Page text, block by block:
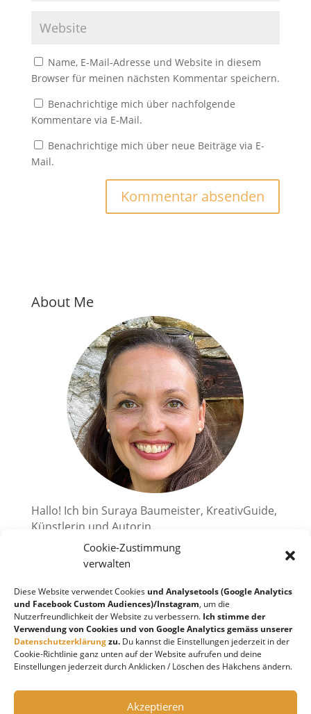
Cookie-Zustimmung
verwalten
Diese Website verwendet Cookies und Analysetools (Google Analytics
und Facebook Custom Audiences)/Instagram, um die
Nutzerfreundlichkeit der Website zu verbessern. Ich stimme der
Verwendung von Cookies und von Google Analytics gemäss unserer
Datenschutzerklärungzu. Du kannst die Einstellungen jederzeit in der
Cookie-Richtlinie ganz unten auf der Website aufrufen und deine
Einstellungen jederzeit durch Anklicken / Löschen des Häkchens ändern.
Akzeptieren
Name, E-Mail-Adresse und Website in diesem
Browser für meinen nächsten Kommentar speichern.
Benachrichtige mich über nachfolgende
Kommentare via E-Mail.
Benachrichtige mich über neue Beiträge via E-
Mail.
About Me
Hallo! Ich bin Suraya Baumeister, KreativGuide,
Künstlerin und Autorin.
Ich zeige dir, wie du deine kreativen
Superkräfte aktivieren kannst.
2010 habe ich mir einen großen Traum erfüllt
und bin in die Schweiz, an den wunderschönen
Lago Maggiore, ausgewandert. Ich liebe es
Kreatives zu schöpfen!
Instagram